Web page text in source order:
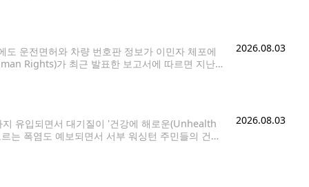
운전면허와 차량 번호판 정보가 이민자 체포에
Rights)가 최근 발표한 보고서에 따르면 지난
2026.08.03
유입되면서 대기질이 '건강에 해로운(Unhealth
는 폭염도 예보되면서 서부 워싱턴 주민들의 건강
2026.08.03